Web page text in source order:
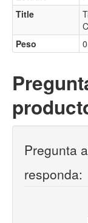
Title
Peso
Pregunta
responda: